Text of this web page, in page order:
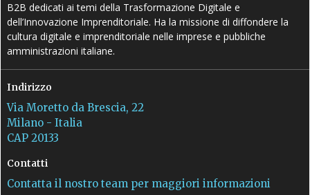
B2B dedicati ai temi della Trasformazione Digitale e
dell’Innovazione Imprenditoriale. Ha la missione di diffondere la
cultura digitale e imprenditoriale nelle imprese e pubbliche
amministrazioni italiane.
Indirizzo
Via Moretto da Brescia, 22
Milano - Italia
CAP 20133
Contatti
Contatta il nostro team per maggiori informazioni